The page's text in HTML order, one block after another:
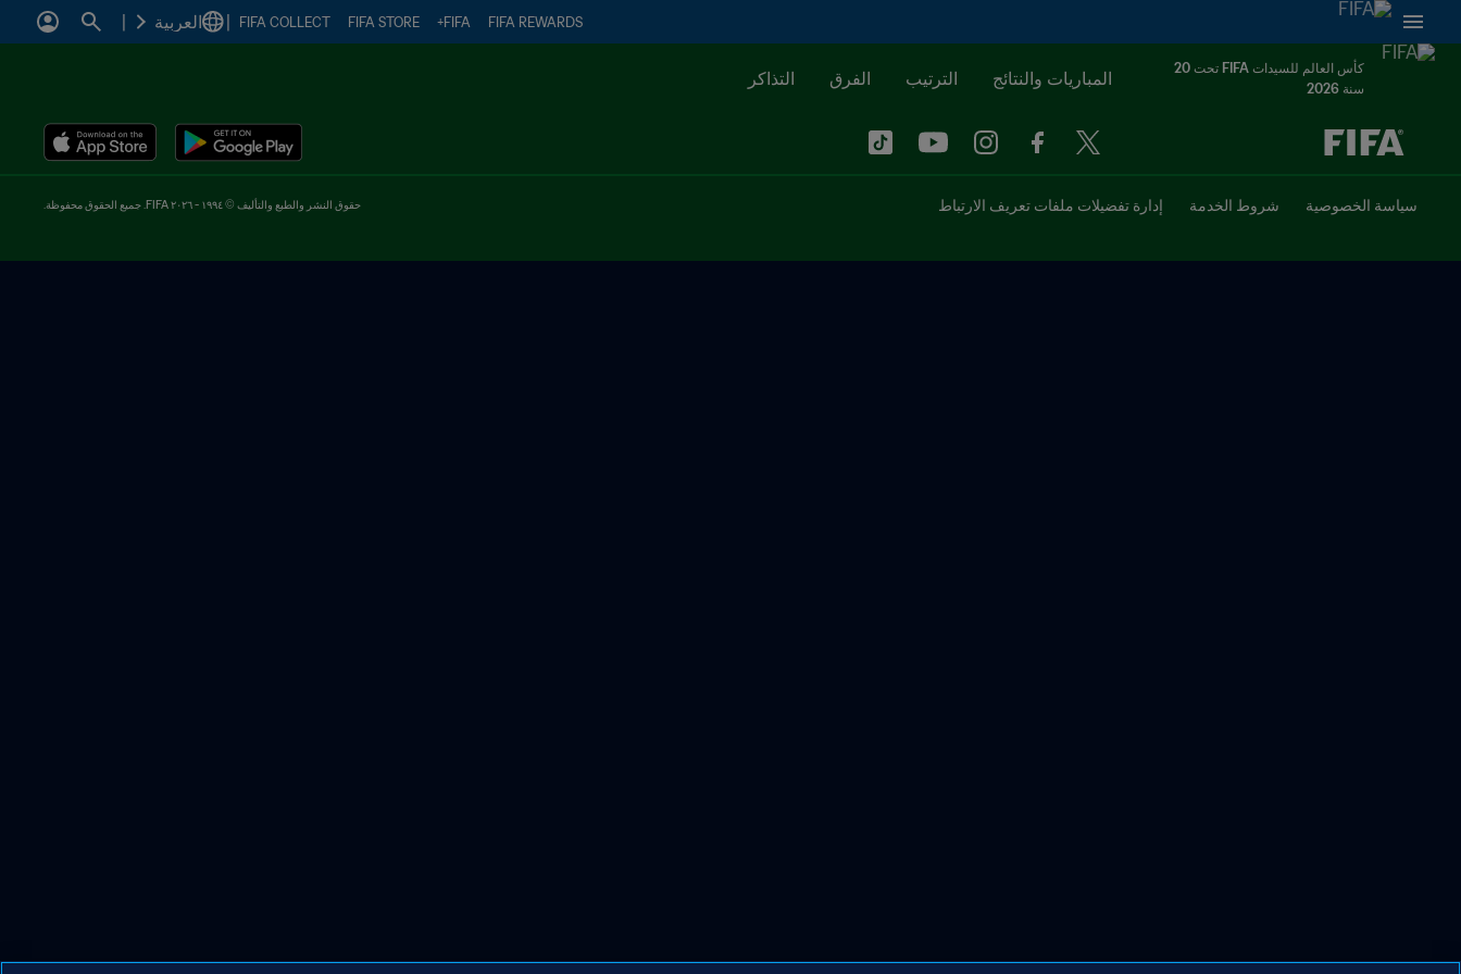
FIFA REWARDS
FIFA+
FIFA STORE
FIFA COLLECT العربية
كأس العالم للسيدات FIFA تحت 20
سنة 2026
المباريات والنتائج الترتيب الفرق التذاكر
يُحدَّد لاحقاً ضد يُحدَّد لاحقاً
سياسة الخصوصية شروط الخدمة إدارة تفضيلات ملفات تعريف الارتباط حقوق النشر والطبع والتأليف © ١٩٩٤ - ٢٠٢٦ FIFA. جميع الحقوق محفوظة.